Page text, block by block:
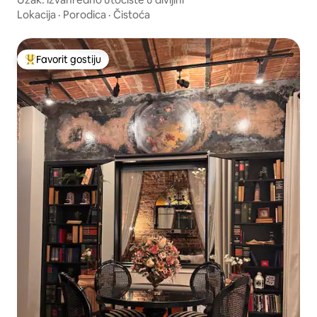
Lokacija · Porodica · Čistoća
Glavni favorit gostiju
Favorit gostiju